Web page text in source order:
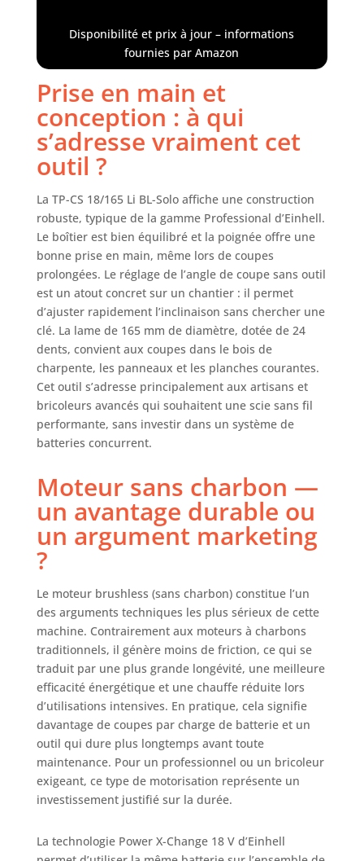
appareils sont
combinables.
Brushless – Le
sans charbon à
faible entretien
délivre une
puissance
fonctionnement
prolongée.Moteur
garanti 10 ans
après
enregistrement.
Profondeur de
coupe – Avec sa
grande lame de Ø
165 mm dotée de
24 dents, cette
scie circulaire
portative sans fil
peut atteindre
une profondeur
de 59 mm à un
auxiliaires – La
butée parallèle, le
ligneur, la lampe
LED et la table en
réaliser des
opérations de
sciage précises à
l’aide de la scie
circulaire
portative.
Manipulation –
Dotée de surfaces
souples Softgrip,
la poignée
ergonomique
permet une
utilisation sûre et
pour aspirateur,
Disponibilité et prix à jour – informations
fournies par Amazon
Prise en main et
conception : à qui
s’adresse vraiment cet
outil ?
La TP-CS 18/165 Li BL-Solo affiche une construction
robuste, typique de la gamme Professional d’Einhell.
Le boîtier est bien équilibré et la poignée offre une
bonne prise en main, même lors de coupes
prolongées. Le réglage de l’angle de coupe sans outil
est un atout concret sur un chantier : il permet
d’ajuster rapidement l’inclinaison sans chercher une
clé. La lame de 165 mm de diamètre, dotée de 24
dents, convient aux coupes dans le bois de
charpente, les panneaux et les planches courantes.
Cet outil s’adresse principalement aux artisans et
bricoleurs avancés qui souhaitent une scie sans fil
performante, sans investir dans un système de
batteries concurrent.
Moteur sans charbon —
un avantage durable ou
un argument marketing
?
Le moteur brushless (sans charbon) constitue l’un
des arguments techniques les plus sérieux de cette
machine. Contrairement aux moteurs à charbons
traditionnels, il génère moins de friction, ce qui se
traduit par une plus grande longévité, une meilleure
efficacité énergétique et une chauffe réduite lors
d’utilisations intensives. En pratique, cela signifie
davantage de coupes par charge de batterie et un
outil qui dure plus longtemps avant toute
maintenance. Pour un professionnel ou un bricoleur
exigeant, ce type de motorisation représente un
investissement justifié sur la durée.
La technologie Power X-Change 18 V d’Einhell